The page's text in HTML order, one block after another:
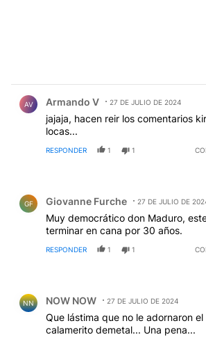
AV Armando V 27 DE JULIO DE 2024
jajaja, hacen reir los comentarios
locas...
RESPONDER 1 1
GF Giovanne Furche 27 DE JULIO DE
Muy democrático don Maduro,
terminar en cana por 30 años.
RESPONDER 1 1
NN NOW NOW 27 DE JULIO DE 2024
Que lástima que no le adornaron
calamerito demetal... Una pena...